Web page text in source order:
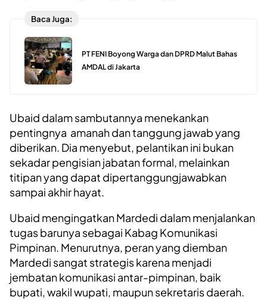
Baca Juga:
PT FENI Boyong Warga dan DPRD Malut Bahas
AMDAL di Jakarta
Ubaid dalam sambutannya menekankan
pentingnya amanah dan tanggung jawab yang
diberikan. Dia menyebut, pelantikan ini bukan
sekadar pengisian jabatan formal, melainkan
titipan yang dapat dipertanggungjawabkan
sampai akhir hayat.
Ubaid mengingatkan Mardedi dalam menjalankan
tugas barunya sebagai Kabag Komunikasi
Pimpinan. Menurutnya, peran yang diemban
Mardedi sangat strategis karena menjadi
jembatan komunikasi antar-pimpinan, baik
bupati, wakil wupati, maupun sekretaris daerah.